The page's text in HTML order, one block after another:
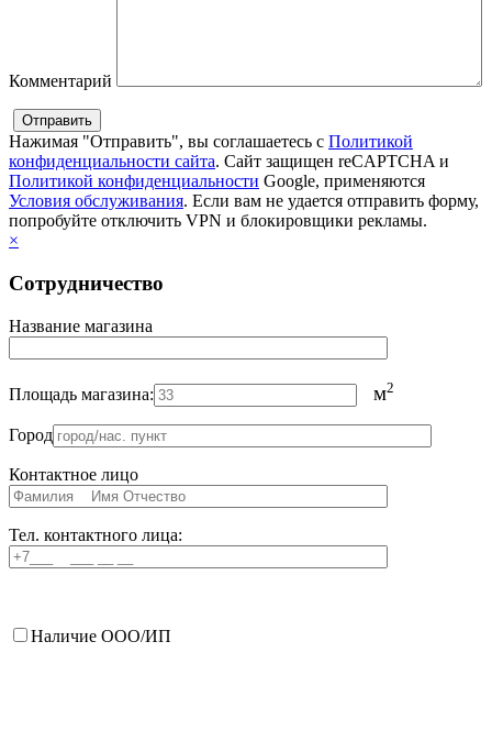
Комментарий
Нажимая "Отправить", вы соглашаетесь с Политикой
конфиденциальности сайта. Сайт защищен reCAPTCHA и
Политикой конфиденциальности Google, применяются
Условия обслуживания. Если вам не удается отправить форму,
попробуйте отключить VPN и блокировщики рекламы.
×
Сотрудничество
Название магазина
Площадь магазина: м2
Город
Контактное лицо
Тел. контактного лица:
Наличие ООО/ИП